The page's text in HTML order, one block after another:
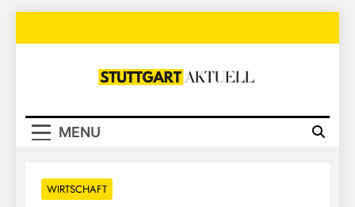
Stuttgart
MENU
WIRTSCHAFT